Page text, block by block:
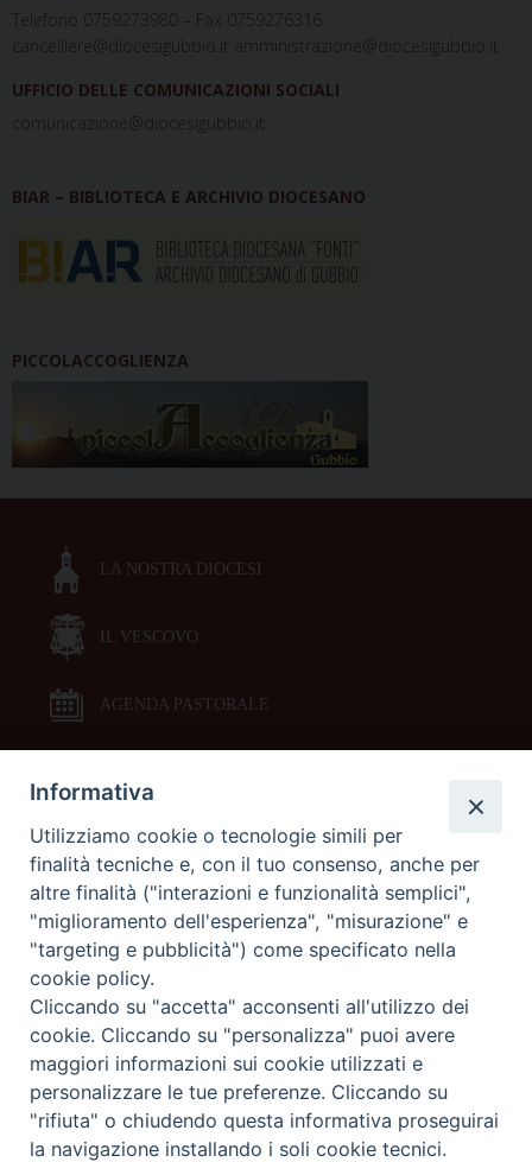
Telefono 0759273980 – Fax 0759276316
cancelliere@diocesigubbio.it amministrazione@diocesigubbio.it
UFFICIO DELLE COMUNICAZIONI SOCIALI
comunicazione@diocesigubbio.it
BIAR – BIBLIOTECA E ARCHIVIO DIOCESANO
PICCOLACCOGLIENZA
LA NOSTRA DIOCESI
IL VESCOVO
AGENDA PASTORALE
DOCUMENTI PASTORALI
ORARI MESSE
LITURGIA DELLE ORE
GALLERIE FOTOGRAFICHE
GALLERIE VIDEO
Informativa
Utilizziamo cookie o tecnologie simili per
finalità tecniche e, con il tuo consenso, anche per
altre finalità ("interazioni e funzionalità semplici",
"miglioramento dell'esperienza", "misurazione" e
"targeting e pubblicità") come specificato nella
cookie policy.
Cliccando su "accetta" acconsenti all'utilizzo dei
cookie. Cliccando su "personalizza" puoi avere
maggiori informazioni sui cookie utilizzati e
personalizzare le tue preferenze. Cliccando su
"rifiuta" o chiudendo questa informativa proseguirai
la navigazione installando i soli cookie tecnici.